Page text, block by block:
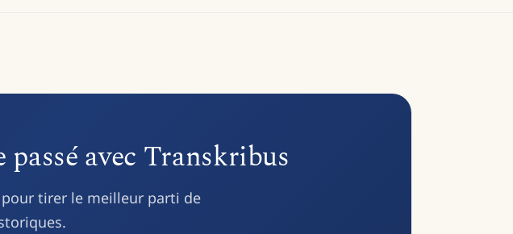
avec Transkribus
tirer le meilleur parti de